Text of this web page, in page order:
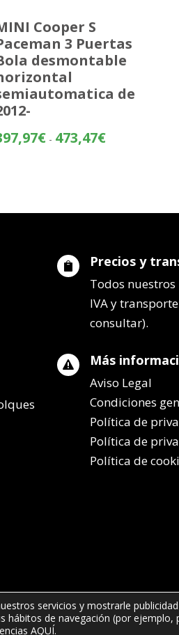
Cooper S
3 Puertas
desmontable
de
€ - 473,47€Rango
hasta
 Precios y
Todos
IVA y
consultar).
 Más
Aviso Legal
Condiciones
Política de
Política de
Política de
65 -
servicios y mostrarle
de navegación (por ejemplo,
AQUÍ.